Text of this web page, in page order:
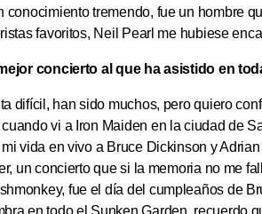
conocimiento tremendo, fue un hombre
favoritos, Neil Pearl me hubiese
concierto al que ha asistido en
difícil, han sido muchos, pero quiero
vi a Iron Maiden en la ciudad de
vida en vivo a Bruce Dickinson y
un concierto que si la memoria no me
fue el día del cumpleaños de